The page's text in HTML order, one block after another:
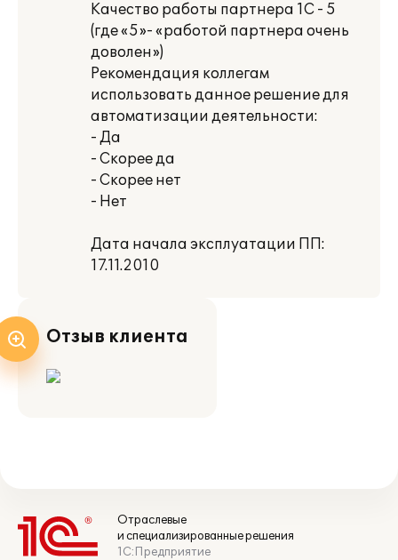
Качество работы партнера 1С - 5
(где «5»- «работой партнера очень
доволен»)
Рекомендация коллегам
использовать данное решение для
автоматизации деятельности:
- Да
- Скорее да
- Скорее нет
- Нет
Дата начала эксплуатации ПП:
17.11.2010
Отзыв клиента
Отраслевые
и специализированные решения
1С:Предприятие